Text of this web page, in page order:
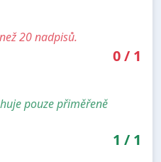
20 nadpisů.
0/ 1
pouze přiměřeně
1 / 1